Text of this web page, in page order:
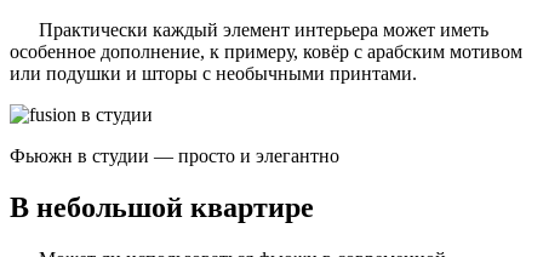
Практически каждый элемент интерьера может иметь
особенное дополнение, к примеру, ковёр с арабским мотивом
или подушки и шторы с необычными принтами.
Фьюжн в студии — просто и элегантно
В небольшой квартире